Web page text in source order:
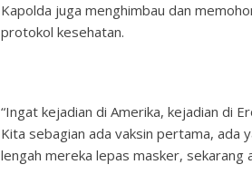
Kapolda juga menghimbau dan
protokol kesehatan.
“Ingat kejadian di Amerika, kejadian di
Kita sebagian ada vaksin pertama, ada
lengah mereka lepas masker, sekarang